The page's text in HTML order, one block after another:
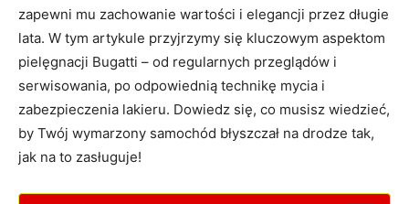
zapewni mu zachowanie wartości i elegancji przez długie
lata. W tym artykule przyjrzymy się kluczowym aspektom
pielęgnacji Bugatti – od regularnych przeglądów i
serwisowania, po odpowiednią technikę mycia i
zabezpieczenia lakieru. Dowiedz się, co musisz wiedzieć,
by Twój wymarzony samochód błyszczał na drodze tak,
jak na to zasługuje!